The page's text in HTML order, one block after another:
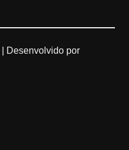
Desenvolvido por